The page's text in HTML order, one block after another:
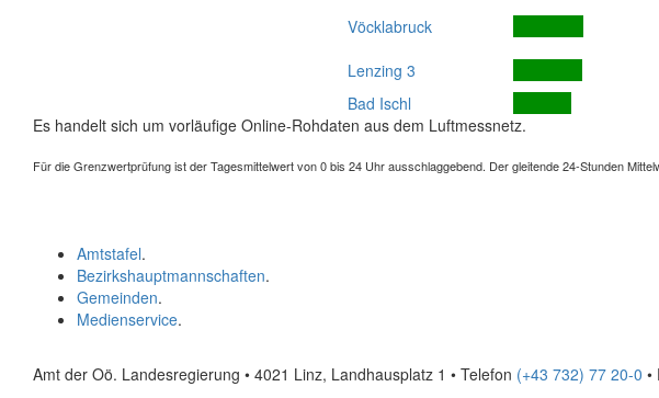
Vöcklabruck
Lenzing 3
Bad Ischl
Es handelt sich um vorläufige Online-Rohdaten aus dem Luftmessnetz.
Für die Grenzwertprüfung ist der Tagesmittelwert von 0 bis 24 Uhr ausschlaggebend. Der gleitende 24-Stunden
Amtstafel.
Bezirkshauptmannschaften.
Gemeinden.
Medienservice.
Amt der Oö. Landesregierung • 4021 Linz, Landhausplatz 1 • Telefon (+43 732) 77 20-0 •